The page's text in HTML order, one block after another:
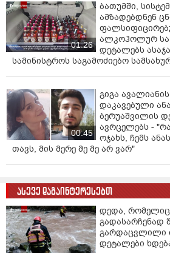
01:26
ბათუმში,
ამზადებდნენ
ალკოჰოლურ
დეტალებს
სამინისტროს საგამოძიებო
00:45
გიგა ავალიანის
დაკავებული
ბერუაშვილის
ავრცელებს -
ოჯახს, ჩემს
თავს, მის მერე მე მე არ ვარ"
ასევე დაგაინტერესებთ
დედა,
გადასარჩენად
გარდაცვლილი
დეტალები